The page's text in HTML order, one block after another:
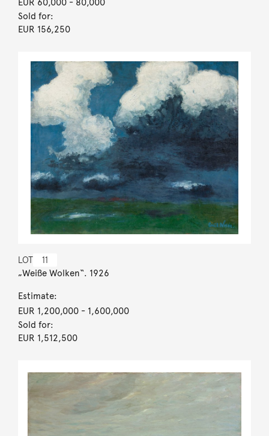
EUR 60,000- 80,000
Sold for:
EUR 156,250
LOT 11
„Weiße Wolken“. 1926
Estimate:
EUR 1,200,000- 1,600,000
Sold for:
EUR 1,512,500